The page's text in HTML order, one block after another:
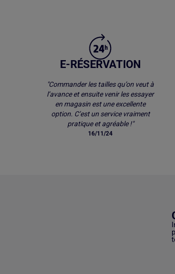
E-RÉSERVATION
"Commander les tailles qu’on veut à
l’avance et ensuite venir les essayer
en magasin est une excellente
option. C’est un service vraiment
pratique et agréable !"
16/11/24